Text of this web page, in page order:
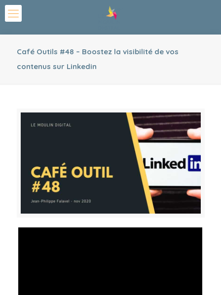
Café Outils #48 – Boostez la visibilité de vos
contenus sur Linkedin